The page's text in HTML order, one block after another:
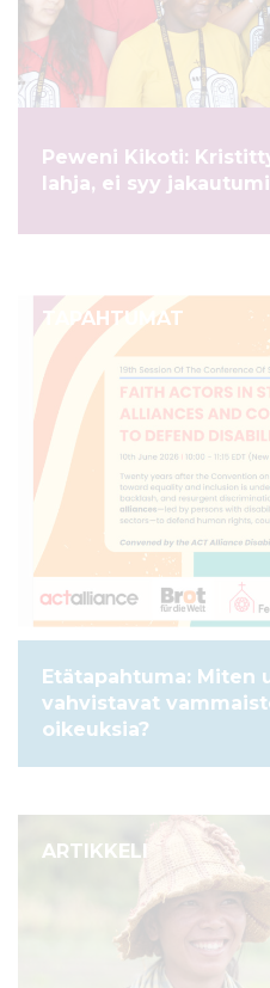
Peweni Kikoti:
lahja, ei syy
TAPAHTUMAT
Etätapahtuma:
vahvistavat
oikeuksia?
ARTIKKELI